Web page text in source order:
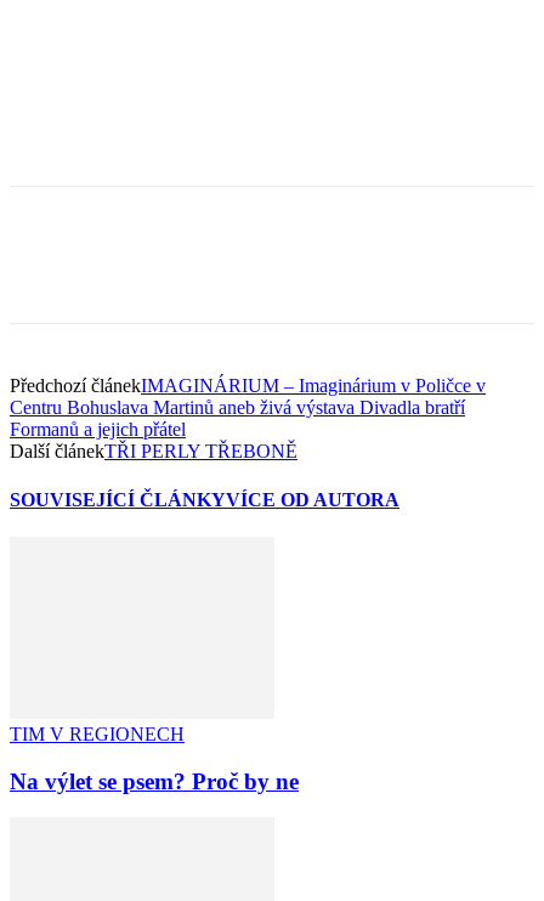
Předchozí článekIMAGINÁRIUM – Imaginárium v Poličce v
Centru Bohuslava Martinů aneb živá výstava Divadla bratří
Formanů a jejich přátel
Další článekTŘI PERLY TŘEBONĚ
SOUVISEJÍCÍ ČLÁNKYVÍCE OD AUTORA
TIM V REGIONECH
Na výlet se psem? Proč by ne